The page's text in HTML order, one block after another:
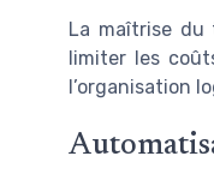
La maîtrise du
limiter les
l’organisation